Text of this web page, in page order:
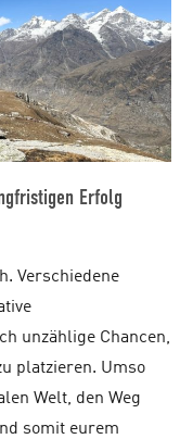
Erfolg
Verschiedene
unzählige Chancen,
platzieren. Umso
Welt, den Weg
somit eurem